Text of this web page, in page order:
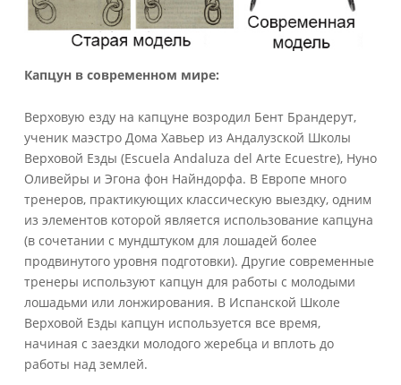
Капцун в современном мире:
Верховую езду на капцуне возродил Бент Брандерут,
ученик маэстро Дома Хавьер из Андалузской Школы
Верховой Езды (Escuela Andaluza del Arte Ecuestre), Нуно
Оливейры и Эгона фон Найндорфа. В Европе много
тренеров, практикующих классическую выездку, одним
из элементов которой является использование капцуна
(в сочетании с мундштуком для лошадей более
продвинутого уровня подготовки). Другие современные
тренеры используют капцун для работы с молодыми
лошадьми или лонжирования. В Испанской Школе
Верховой Езды капцун используется все время,
начиная с заездки молодого жеребца и вплоть до
работы над землей.